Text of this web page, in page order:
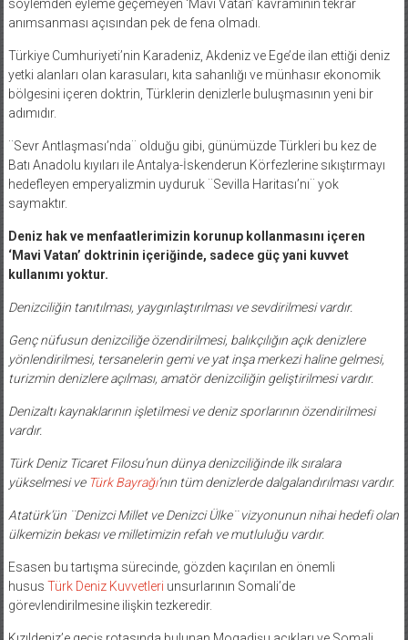
söylemden eyleme geçemeyen ‘Mavi Vatan’ kavramının tekrar
anımsanması açısından pek de fena olmadı.
Türkiye Cumhuriyeti’nin Karadeniz, Akdeniz ve Ege’de ilan ettiği deniz
yetki alanları olan karasuları, kıta sahanlığı ve münhasır ekonomik
bölgesini içeren doktrin, Türklerin denizlerle buluşmasının yeni bir
adımıdır.
¨Sevr Antlaşması’nda¨ olduğu gibi, günümüzde Türkleri bu kez de
Batı Anadolu kıyıları ile Antalya-İskenderun Körfezlerine sıkıştırmayı
hedefleyen emperyalizmin uyduruk ¨Sevilla Haritası’nı¨ yok
saymaktır.
Deniz hak ve menfaatlerimizin korunup kollanmasını içeren
‘Mavi Vatan’ doktrinin içeriğinde, sadece güç yani kuvvet
kullanımı yoktur.
Denizciliğin tanıtılması, yaygınlaştırılması ve sevdirilmesi vardır.
Genç nüfusun denizciliğe özendirilmesi, balıkçılığın açık denizlere
yönlendirilmesi, tersanelerin gemi ve yat inşa merkezi haline gelmesi,
turizmin denizlere açılması, amatör denizciliğin geliştirilmesi vardır.
Denizaltı kaynaklarının işletilmesi ve deniz sporlarının özendirilmesi
vardır.
Türk Deniz Ticaret Filosu’nun dünya denizciliğinde ilk sıralara
yükselmesi ve Türk Bayrağı’nın tüm denizlerde dalgalandırılması vardır.
Atatürk’ün ¨Denizci Millet ve Denizci Ülke¨ vizyonunun nihai hedefi olan
ülkemizin bekası ve milletimizin refah ve mutluluğu vardır.
Esasen bu tartışma sürecinde, gözden kaçırılan en önemli
husus Türk Deniz Kuvvetleri unsurlarının Somali’de
görevlendirilmesine ilişkin tezkeredir.